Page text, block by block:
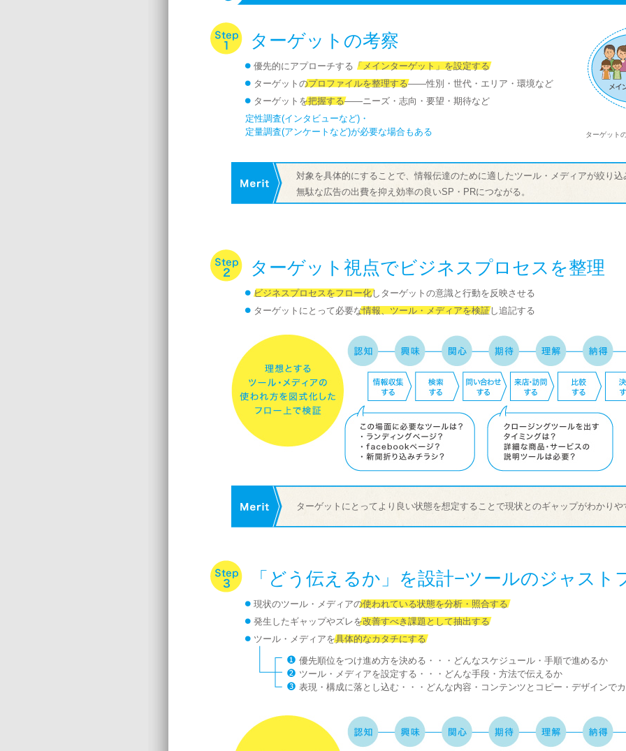
ターゲットの考察
優先的にアプローチする「メインターゲット」を設定する
ターゲットのプロファイルを整理する――性別・世代・エリア・環境など
ターゲットを把握する――ニーズ・志向・要望・期待など
定性調査(インタビューなど)・
定量調査(アンケートなど)が必要な場合もある
ターゲット
対象を具体的にすることで、情報伝達のために適したツール・メディアが絞り
無駄な広告の出費を抑え効率の良いSP・PRにつながる。
ターゲット視点でビジネスプロセスを整理
ビジネスプロセスをフロー化しターゲットの意識と行動を反映させる
ターゲットにとって必要な情報、ツール・メディアを検証し追記する
ターゲットにとってより良い状態を想定することで現状とのギャップがわかりや
「どう伝えるか」を設計−ツールのジャスト
現状のツール・メディアの使われている状態を分析・照合する
発生したギャップやズレを改善すべき課題として抽出する
ツール・メディアを具体的なカタチにする
優先順位をつけ進め方を決める・・・どんなスケジュール・手順で進めるか
ツール・メディアを設定する・・・どんな手段・方法で伝えるか
表現・構成に落とし込む・・・どんな内容・コンテンツとコピー・デザインで